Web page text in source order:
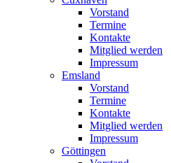
Vorstand
Termine
Kontakte
Mitglied werden
Impressum
Emsland
Vorstand
Termine
Kontakte
Mitglied werden
Impressum
Göttingen